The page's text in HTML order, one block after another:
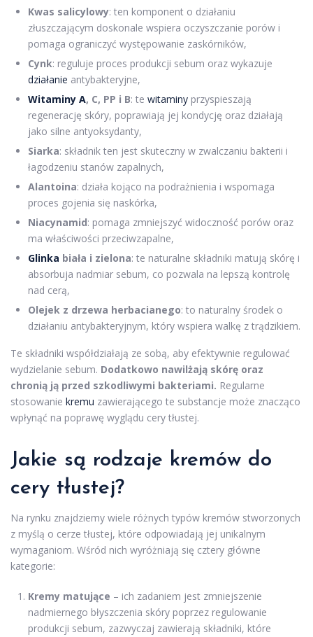
Kwas salicylowy: ten komponent o działaniu
złuszczającym doskonale wspiera oczyszczanie porów i
pomaga ograniczyć występowanie zaskórników,
Cynk: reguluje proces produkcji sebum oraz wykazuje
działanie antybakteryjne,
Witaminy A, C, PP i B: te witaminy przyspieszają
regenerację skóry, poprawiają jej kondycję oraz działają
jako silne antyoksydanty,
Siarka: składnik ten jest skuteczny w zwalczaniu bakterii i
łagodzeniu stanów zapalnych,
Alantoina: działa kojąco na podrażnienia i wspomaga
proces gojenia się naskórka,
Niacynamid: pomaga zmniejszyć widoczność porów oraz
ma właściwości przeciwzapalne,
Glinka biała i zielona: te naturalne składniki matują skórę i
absorbuja nadmiar sebum, co pozwala na lepszą kontrolę
nad cerą,
Olejek z drzewa herbacianego: to naturalny środek o
działaniu antybakteryjnym, który wspiera walkę z trądzikiem.
Te składniki współdziałają ze sobą, aby efektywnie regulować
wydzielanie sebum. Dodatkowo nawilżają skórę oraz
chronią ją przed szkodliwymi bakteriami. Regularne
stosowanie kremu zawierającego te substancje może znacząco
wpłynąć na poprawę wyglądu cery tłustej.
Jakie są rodzaje kremów do
cery tłustej?
Na rynku znajdziemy wiele różnych typów kremów stworzonych
z myślą o cerze tłustej, które odpowiadają jej unikalnym
wymaganiom. Wśród nich wyróżniają się cztery główne
kategorie:
Kremy matujące – ich zadaniem jest zmniejszenie
nadmiernego błyszczenia skóry poprzez regulowanie
produkcji sebum, zazwyczaj zawierają składniki, które